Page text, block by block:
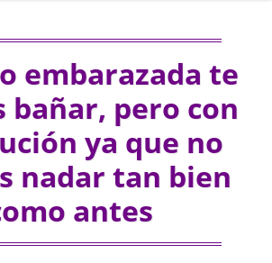
embarazada te
bañar, pero con
ya que no
nadar tan bien
antes